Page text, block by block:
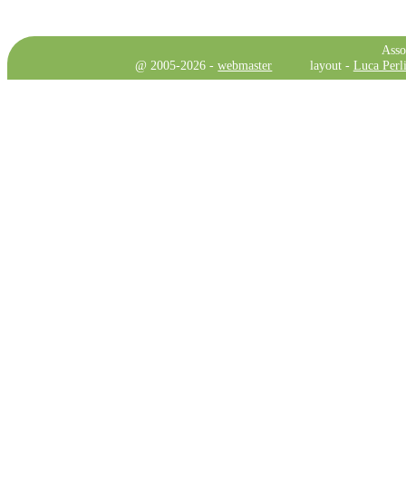
@ 2005-2026 -webmaster layout - Luca